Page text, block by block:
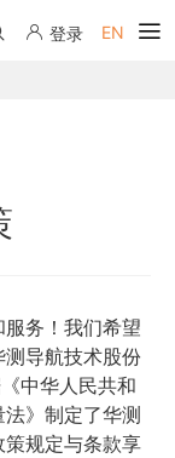
登录 EN
务！我们希望
导航技术股份
中华人民共和
》制定了华测
规定与条款享